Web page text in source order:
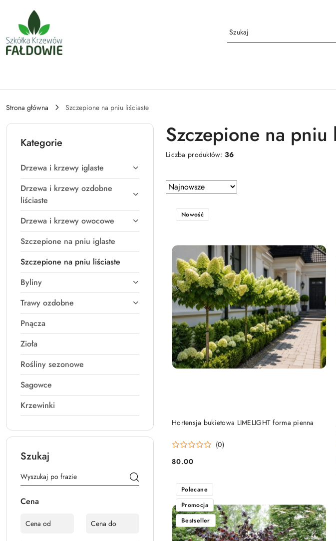
Przejdź do treści głównej
Przejdź do wyszukiwarki
Przejdź do moje konto
Przejdź do menu głównego
Przejdź do stopki
Strona główna Szczepione na pniu liściaste
Kategorie
Drzewa i krzewy iglaste
Drzewa i krzewy ozdobne
liściaste
Drzewa i krzewy owocowe
Szczepione na pniu iglaste
Szczepione na pniu liściaste
Byliny
Trawy ozdobne
Pnącza
Zioła
Rośliny sezonowe
Sagowce
Krzewinki
Szukaj
Cena
Szczepione na pniu
Liczba produktów:36
Zastosowano
sortowanie:
Najnowsze.
Sortuj
według
Hortensja bukietowa LIMELIGHT forma pienna
(0)
Cena:
80.00
Nowość
DO KOSZYKA
Polecane
Promocja
Bestseller